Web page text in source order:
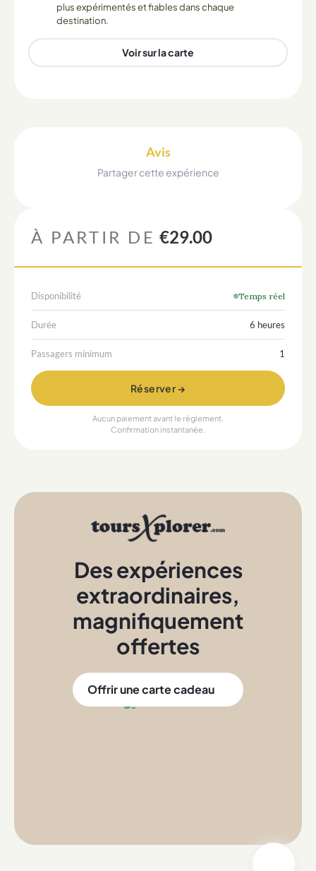
plus expérimentés et fiables dans chaque
destination.
Voir sur la carte
Avis
Partager cette expérience
À PARTIR DE €29.00
Disponibilité Temps réel
Durée 6 heures
Passagers minimum 1
Réserver →
Aucun paiement avant le règlement.
Confirmation instantanée.
Des expériences
extraordinaires,
magnifiquement
offertes
Offrir une carte cadeau